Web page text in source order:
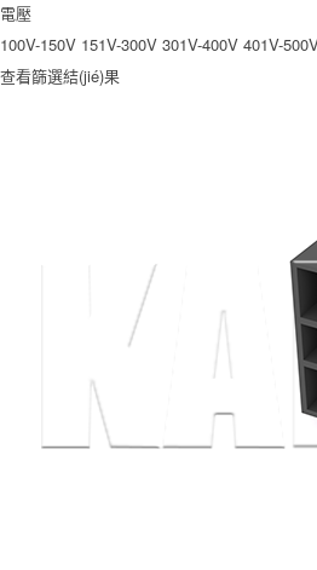
電壓
100V-150V 151V-300V 301V-400V 401V-
查看篩選結(jié)果